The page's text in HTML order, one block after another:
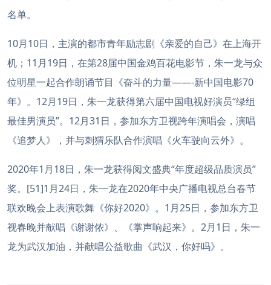
名单。
10月10日，主演的都市青年励志剧《亲爱的自己》在上海开
机；11月19日，在第28届中国金鸡百花电影节，朱一龙与众
位明星一起合作朗诵节目《奋斗的力量——-新中国电影70
年》。12月19日，朱一龙获得第六届中国电视好演员“绿组
最佳男演员”。12月31日，参加东方卫视跨年演唱会，演唱
《追梦人》，并与刺猬乐队合作演唱《火车驶向云外》。
2020年1月18日，朱一龙获得阅文盛典“年度超级品质演员”
奖。[51]1月24日，朱一龙在2020年中央广播电视总台春节
联欢晚会上表演歌舞《你好2020》。1月25日，参加东方卫
视春晚并献唱《谢谢侬》、《掌声响起来》。2月1日，朱一
龙为武汉加油，并献唱公益歌曲《武汉，你好吗》。